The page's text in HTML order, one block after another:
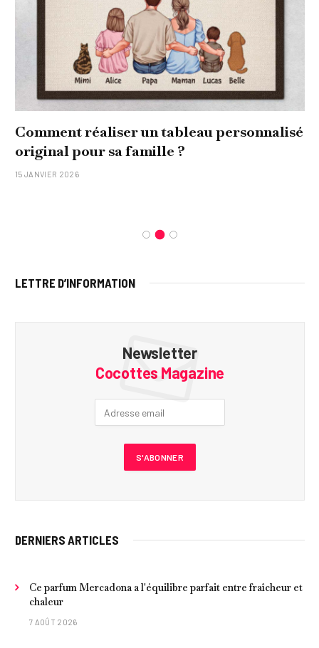
Quel soin adopter pour une peau
et lumineuse
26 NOVEMBRE 2025
LETTRE D’INFORMATION
Newsletter
Cocottes Magazine
DERNIERS ARTICLES
Ce parfum Mercadona a l'équilibre parfait entre fraîcheur et
chaleur
7 AOÛT 2026